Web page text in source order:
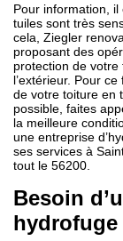
Pour information,
tuiles sont très
cela, Ziegler
proposant des
protection de
l’extérieur. Pour
de votre toiture en
possible, faites
la meilleure
une entreprise
ses services à
tout le 56200.
Besoin
hydrofuge